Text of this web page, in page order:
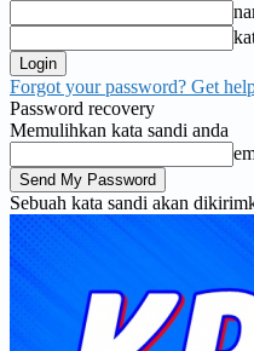
Forgot your password? Get
Password recovery
Memulihkan kata sandi anda
Sebuah kata sandi akan